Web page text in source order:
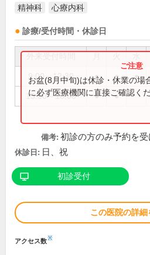
精神科 心療内科
診療/受付時間・休診日
9:00～12:30 ● ● ●
15:30～18:00 ● ●
お盆(8月中旬)は休診・休業の場
に必ず医療機関に直接ご確認くだ
備考: 初診の方のみ予約を受
休診日: 日、祝
初診受付
この医院の詳細
アクセス数※